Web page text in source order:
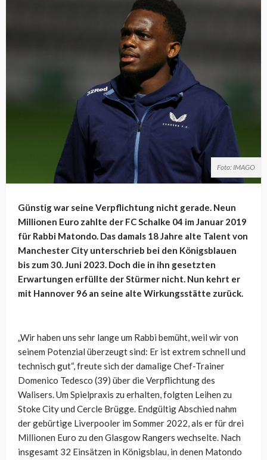
Foto: IMAGO
Günstig war seine Verpflichtung nicht gerade. Neun
Millionen Euro zahlte der FC Schalke 04 im Januar 2019
für Rabbi Matondo. Das damals 18 Jahre alte Talent von
Manchester City unterschrieb bei den Königsblauen
bis zum 30. Juni 2023. Doch die in ihn gesetzten
Erwartungen erfüllte der Stürmer nicht. Nun kehrt er
mit Hannover 96 an seine alte Wirkungsstätte zurück.
„Wir haben uns sehr lange um Rabbi bemüht, weil wir von
seinem Potenzial überzeugt sind: Er ist extrem schnell und
technisch gut“, freute sich der damalige Chef-Trainer
Domenico Tedesco (39) über die Verpflichtung des
Walisers. Um Spielpraxis zu erhalten, folgten Leihen zu
Stoke City und Cercle Brügge. Endgültig Abschied nahm
der gebürtige Liverpooler im Sommer 2022, als er für drei
Millionen Euro zu den Glasgow Rangers wechselte. Nach
insgesamt 32 Einsätzen in Königsblau, in denen Matondo